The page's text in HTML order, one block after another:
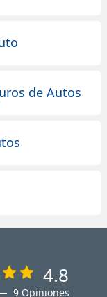
de Autos
4.8
9 Opiniones